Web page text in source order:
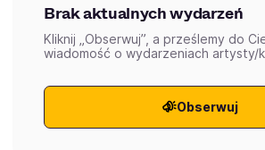
Brak aktualnych wydarzeń
Kliknij „Obserwuj”, a prześlemy do
wiadomość o wydarzeniach artysty/
Obserwuj